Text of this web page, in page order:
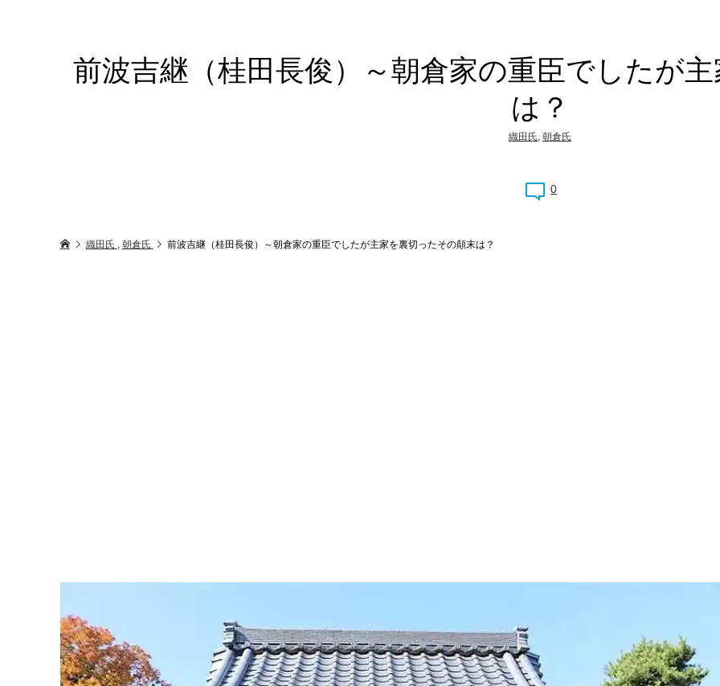
前波吉継（桂田長俊）～朝倉家の重臣でしたが
は？
織田氏, 朝倉氏
0
織田氏 , 朝倉氏 前波吉継（桂田長俊）～朝倉家の重臣でしたが主家を裏切ったその顛末は？